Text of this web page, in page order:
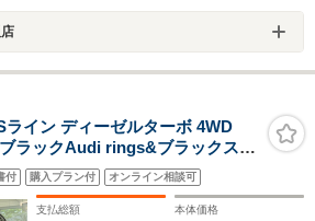
イン ディーゼルターボ 4WD
ラックAudi rings&ブラックスタ
ムPKG スマートフォンインタ
ビューカメラ アダプティブク
ートマチックテールゲート
付 購入プラン付 オンライン相談可
支払総額 本体価格